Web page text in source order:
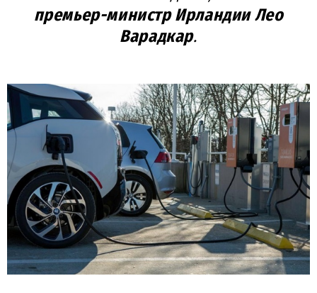
премьер-министр Ирландии Лео
Варадкар.